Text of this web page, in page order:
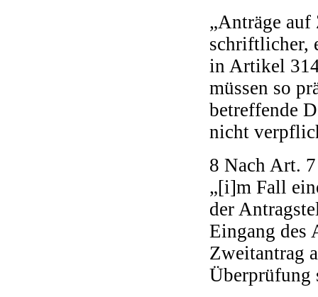
„Anträge
schriftlicher,
in Artikel
müssen so
betreffende
nicht
8 Nach Art.
„[i]m Fall
der
Eingang des
Zweitantrag
Überprüfung